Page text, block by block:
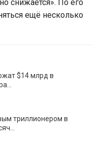
снижается». По его
ещё несколько
$14 млрд в
триллионером в